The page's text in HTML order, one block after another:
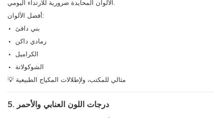
الألوان المحايدة ضرورية للارتداء اليومي.
أفضل الألوان:
بني دافئ
رمادي داكن
الكراميل
الشوكولاتة
💡 مثالي للمكتب، ولإطلالات المكياج الطبيعية
5. درجات اللون العنابي والأحمر